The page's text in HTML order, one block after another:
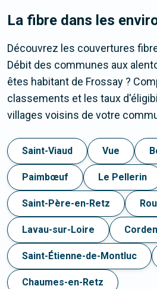
La fibre dans les
Découvrez les couvertures
Débit des communes aux
êtes habitant de Frossay ?
classements et les taux
villages voisins de votre
Saint-Viaud Vue
Paimbœuf Le Pellerin
Saint-Père-en-Retz
Lavau-sur-Loire
Saint-Étienne-de-Montluc
Chaumes-en-Retz